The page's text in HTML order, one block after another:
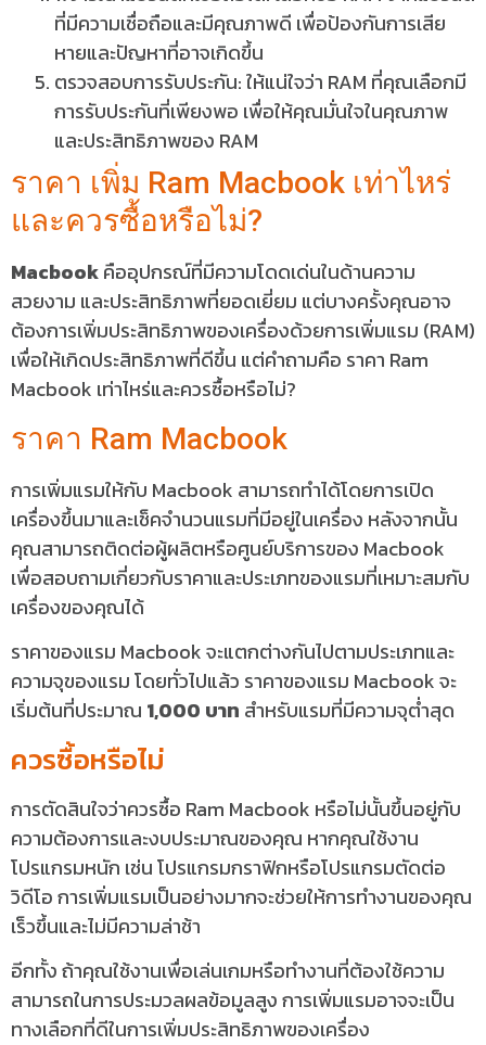
ที่มีความเชื่อถือและมีคุณภาพดี เพื่อป้องกันการเสีย
หายและปัญหาที่อาจเกิดขึ้น
ตรวจสอบการรับประกัน: ให้แน่ใจว่า RAM ที่คุณเลือกมี
การรับประกันที่เพียงพอ เพื่อให้คุณมั่นใจในคุณภาพ
และประสิทธิภาพของ RAM
ราคา เพิ่ม Ram Macbook เท่าไหร่
และควรซื้อหรือไม่?
Macbookคืออุปกรณ์ที่มีความโดดเด่นในด้านความ
สวยงาม และประสิทธิภาพที่ยอดเยี่ยม แต่บางครั้งคุณอาจ
ต้องการเพิ่มประสิทธิภาพของเครื่องด้วยการเพิ่มแรม (RAM)
เพื่อให้เกิดประสิทธิภาพที่ดีขึ้น แต่คำถามคือ ราคา Ram
Macbook เท่าไหร่และควรซื้อหรือไม่?
ราคา Ram Macbook
การเพิ่มแรมให้กับ Macbook สามารถทำได้โดยการเปิด
เครื่องขึ้นมาและเช็คจำนวนแรมที่มีอยู่ในเครื่อง หลังจากนั้น
คุณสามารถติดต่อผู้ผลิตหรือศูนย์บริการของ Macbook
เพื่อสอบถามเกี่ยวกับราคาและประเภทของแรมที่เหมาะสมกับ
เครื่องของคุณได้
ราคาของแรม Macbook จะแตกต่างกันไปตามประเภทและ
ความจุของแรม โดยทั่วไปแล้ว ราคาของแรม Macbook จะ
เริ่มต้นที่ประมาณ 1,000 บาท สำหรับแรมที่มีความจุต่ำสุด
ควรซื้อหรือไม่
การตัดสินใจว่าควรซื้อ Ram Macbook หรือไม่นั้นขึ้นอยู่กับ
ความต้องการและงบประมาณของคุณ หากคุณใช้งาน
โปรแกรมหนัก เช่น โปรแกรมกราฟิกหรือโปรแกรมตัดต่อ
วิดีโอ การเพิ่มแรมเป็นอย่างมากจะช่วยให้การทำงานของคุณ
เร็วขึ้นและไม่มีความล่าช้า
อีกทั้ง ถ้าคุณใช้งานเพื่อเล่นเกมหรือทำงานที่ต้องใช้ความ
สามารถในการประมวลผลข้อมูลสูง การเพิ่มแรมอาจจะเป็น
ทางเลือกที่ดีในการเพิ่มประสิทธิภาพของเครื่อง